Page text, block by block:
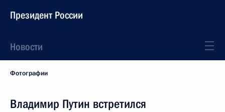
Президент России
Новости
Фотографии
Владимир Путин встретился